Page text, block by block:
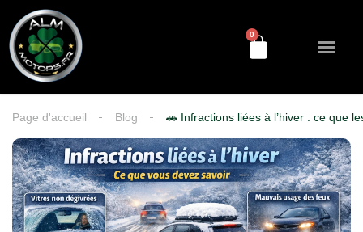
0
Page d'accueil Blog 🚗 Infractions liées à l’hiver : ce que